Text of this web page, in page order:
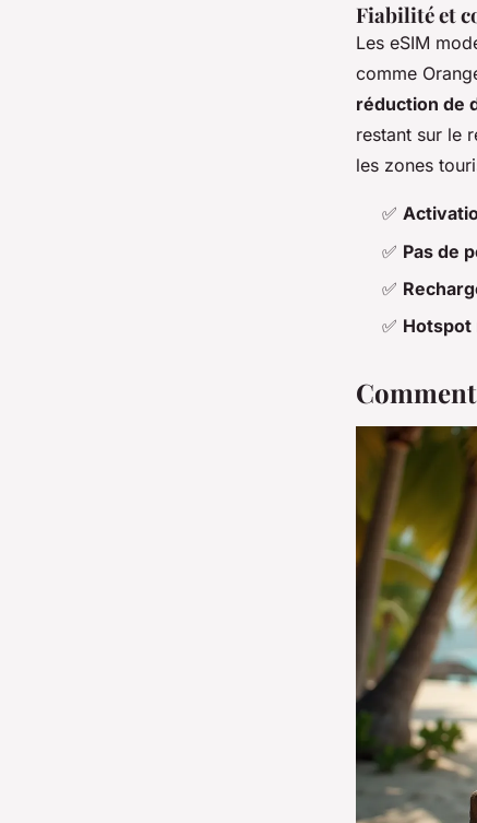
Fiabilité et
Les eSIM
comme
réduction de
restant sur le
les zones
✅
✅ Pas de
✅
✅ Hotspot